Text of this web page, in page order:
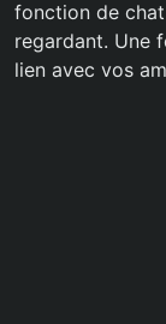
fonction de
regardant. Une
lien avec vos